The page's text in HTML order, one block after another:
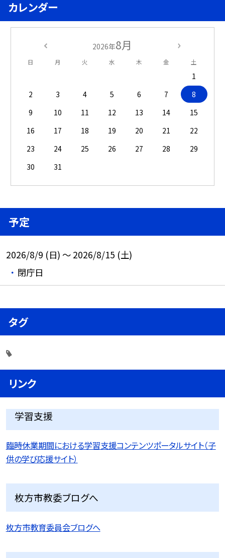
カレンダー
2026年8月
日 月 火 水 木 金 土
1
2
3 4 5 6 7
8
9
10 11 12 13 14
15
16
17 18 19 20 21
22
23
24 25 26 27 28
29
30
31
予定
2026/8/9 (日) ～ 2026/8/15 (土)
閉庁日
タグ
リンク
学習支援
臨時休業期間における学習支援コンテンツポータルサイト（子
供の学び応援サイト）
枚方市教委ブログへ
枚方市教育委員会ブログへ